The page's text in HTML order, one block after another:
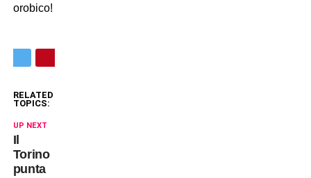
orobico!
RELATED
TOPICS:
UP NEXT
Il
Torino
punta